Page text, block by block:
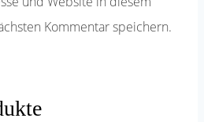
Kommentar speichern.